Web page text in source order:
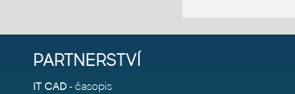
PARTNERSTVÍ
IT CAD- časopis